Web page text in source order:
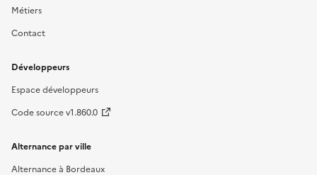
Métiers
Contact
Développeurs
Espace développeurs
Code source v1.860.0
Alternance par ville
Alternance à Bordeaux